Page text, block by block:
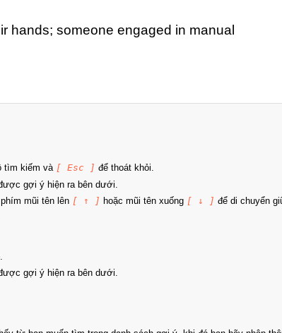
hands; someone engaged in manual
tìm kiếm và [ Esc ] để thoát khỏi.
gợi ý hiện ra bên dưới.
mũi tên lên [ ↑ ] hoặc mũi tên xuống [ ↓ ] để di chuyển
gợi ý hiện ra bên dưới.